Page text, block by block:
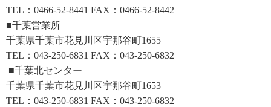
TEL：0466-52-8441 FAX：0466-52-8442
■千葉営業所
千葉県千葉市花見川区宇那谷町1655
TEL：043-250-6831 FAX：043-250-6832
■千葉北センター
千葉県千葉市花見川区宇那谷町1653
TEL：043-250-6831 FAX：043-250-6832